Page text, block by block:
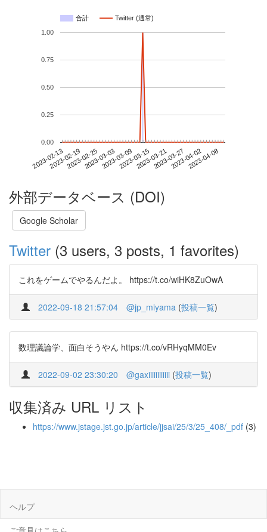
合計 Twitter (通常)
2023-02-132023-02-192023-02-252023-03-032023-03-092023-03-152023-03-212023-03-272023-04-022023-04-08
0.00
0.25
0.50
0.75
1.00
外部データベース (DOI)
Google Scholar
Twitter (3 users, 3 posts, 1 favorites)
これをゲームでやるんだよ。 https://t.co/wiHK8ZuOwA
2022-09-18 21:57:04 @jp_miyama (投稿一覧)
数理議論学、面白そうやん https://t.co/vRHyqMM0Ev
2022-09-02 23:30:20 @gaxiiiiiiiiiiii (投稿一覧)
収集済み URL リスト
https://www.jstage.jst.go.jp/article/jjsai/25/3/25_408/_pdf (3)
ヘルプ